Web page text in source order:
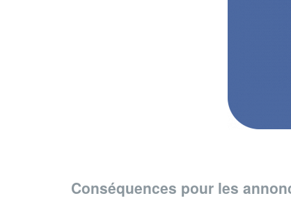
Conséquences pour les